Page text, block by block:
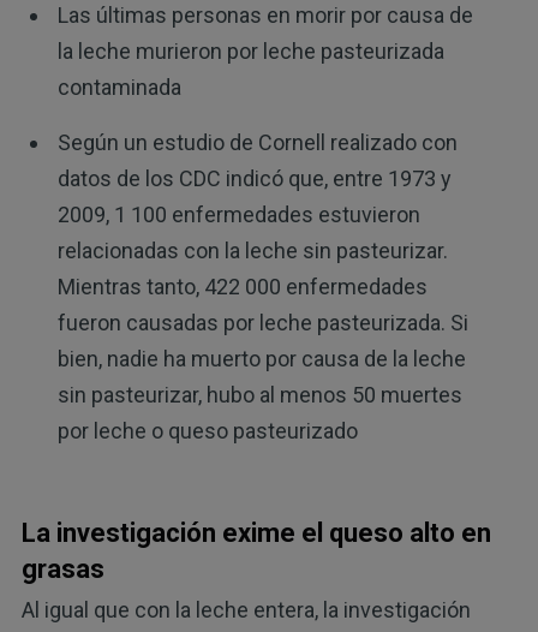
Las últimas personas en morir por causa de
la leche murieron por leche pasteurizada
contaminada
Según un estudio de Cornell realizado con
datos de los CDC indicó que, entre 1973 y
2009, 1 100 enfermedades estuvieron
relacionadas con la leche sin pasteurizar.
Mientras tanto, 422 000 enfermedades
fueron causadas por leche pasteurizada. Si
bien, nadie ha muerto por causa de la leche
sin pasteurizar, hubo al menos 50 muertes
por leche o queso pasteurizado
La investigación exime el queso alto en
grasas
Al igual que con la leche entera, la investigación